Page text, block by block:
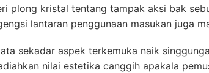
plong kristal tentang tampak aksi bak
lantaran penggunaan masukan juga
sekadar aspek terkemuka naik
nilai estetika canggih apakala